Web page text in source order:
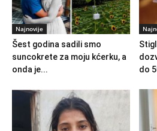
Najnovije
Šest godina sadili smo
suncokrete za moju kćerku, a
onda je...
do